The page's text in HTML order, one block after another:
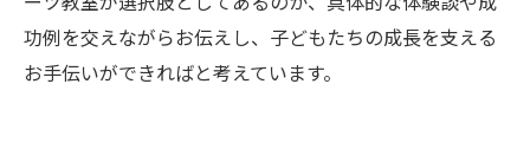
功例を交えながらお伝えし、子どもたちの成長を支える
お手伝いができればと考えています。